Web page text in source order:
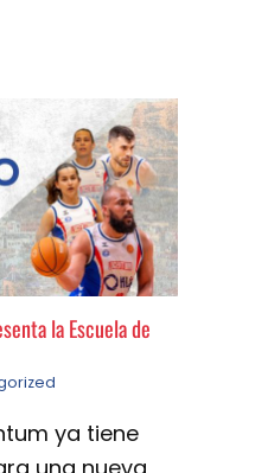
la Escuela de
ya tiene